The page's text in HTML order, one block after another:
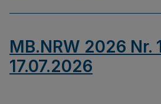
MB.NRW 2026 Nr.
17.07.2026